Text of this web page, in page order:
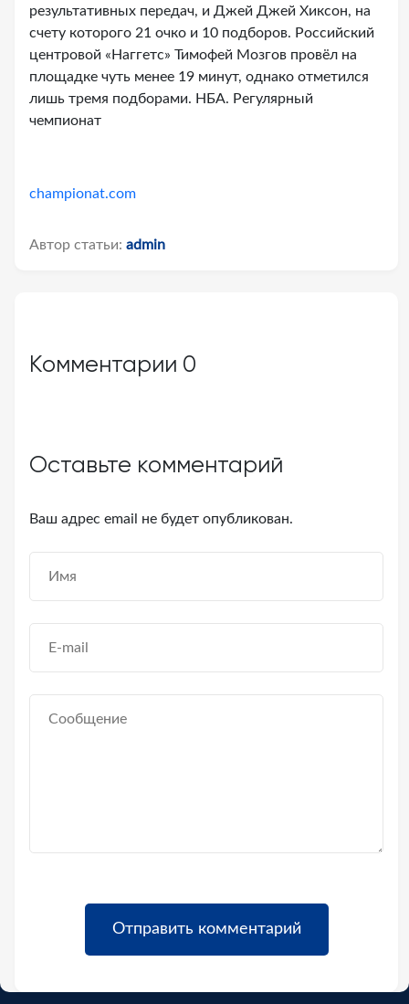
результативных передач, и Джей Джей Хиксон, на
счету которого 21 очко и 10 подборов. Российский
центровой «Наггетс» Тимофей Мозгов провёл на
площадке чуть менее 19 минут, однако отметился
лишь тремя подборами. НБА. Регулярный
чемпионат
championat.com
Автор статьи: admin
Комментарии 0
Оставьте комментарий
Ваш адрес email не будет опубликован.